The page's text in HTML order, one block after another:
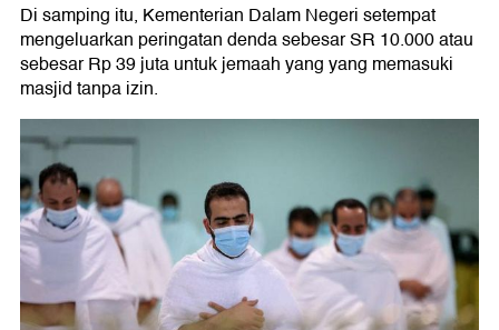
Di samping itu, Kementerian Dalam Negeri setempat
mengeluarkan peringatan denda sebesar SR 10.000 atau
sebesar Rp 39 juta untuk jemaah yang yang memasuki
masjid tanpa izin.